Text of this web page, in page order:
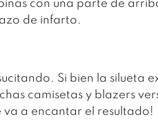
con una parte de
de infarto.
Si bien la silueta
camisetas y blazers
va a encantar el resultado!